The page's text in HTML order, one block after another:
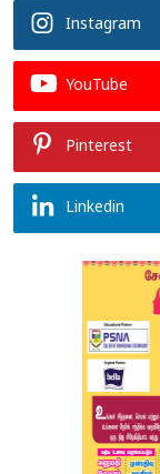
Instagram
YouTube
Pinterest
Linkedin